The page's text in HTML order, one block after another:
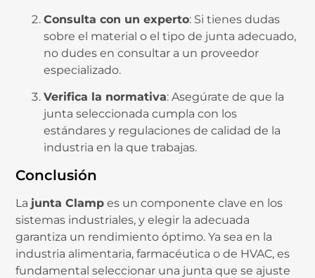
Consulta con un experto: Si tienes dudas
sobre el material o el tipo de junta adecuado,
no dudes en consultar a un proveedor
especializado.
Verifica la normativa: Asegúrate de que la
junta seleccionada cumpla con los
estándares y regulaciones de calidad de la
industria en la que trabajas.
Conclusión
La junta Clamp es un componente clave en los
sistemas industriales, y elegir la adecuada
garantiza un rendimiento óptimo. Ya sea en la
industria alimentaria, farmacéutica o de HVAC, es
fundamental seleccionar una junta que se ajuste